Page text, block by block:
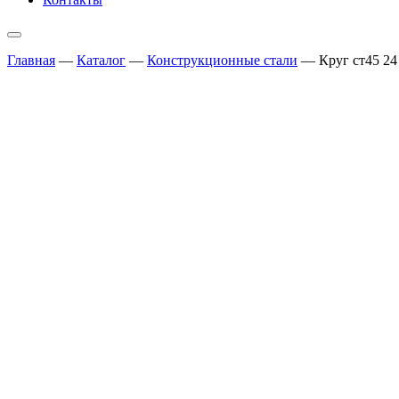
Главная — Каталог — Конструкционные стали — Круг ст45